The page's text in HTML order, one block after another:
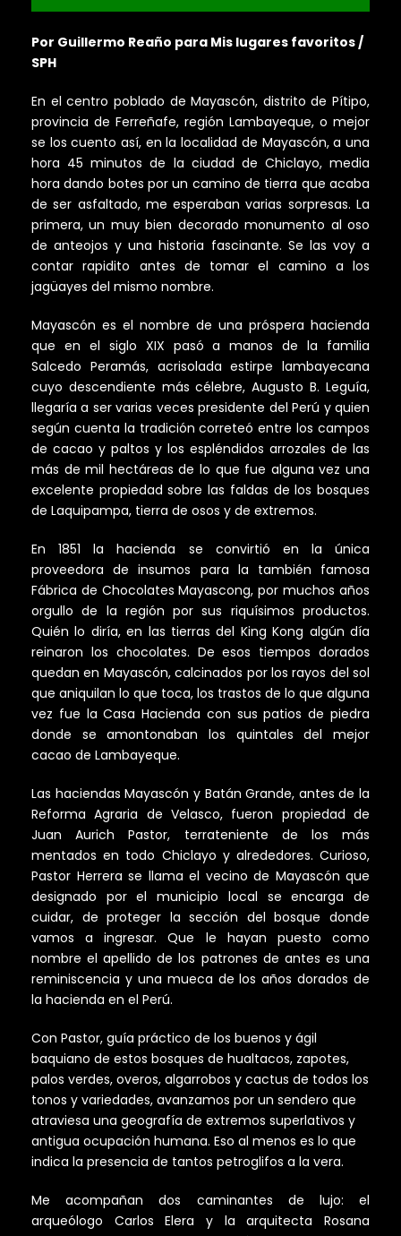
Por Guillermo Reaño para Mis lugares favoritos /
SPH
En el centro poblado de Mayascón, distrito de Pítipo,
provincia de Ferreñafe, región Lambayeque, o mejor
se los cuento así, en la localidad de Mayascón, a una
hora 45 minutos de la ciudad de Chiclayo, media
hora dando botes por un camino de tierra que acaba
de ser asfaltado, me esperaban varias sorpresas. La
primera, un muy bien decorado monumento al oso
de anteojos y una historia fascinante. Se las voy a
contar rapidito antes de tomar el camino a los
jagüayes del mismo nombre.
Mayascón es el nombre de una próspera hacienda
que en el siglo XIX pasó a manos de la familia
Salcedo Peramás, acrisolada estirpe lambayecana
cuyo descendiente más célebre, Augusto B. Leguía,
llegaría a ser varias veces presidente del Perú y quien
según cuenta la tradición correteó entre los campos
de cacao y paltos y los espléndidos arrozales de las
más de mil hectáreas de lo que fue alguna vez una
excelente propiedad sobre las faldas de los bosques
de Laquipampa, tierra de osos y de extremos.
En 1851 la hacienda se convirtió en la única
proveedora de insumos para la también famosa
Fábrica de Chocolates Mayascong, por muchos años
orgullo de la región por sus riquísimos productos.
Quién lo diría, en las tierras del King Kong algún día
reinaron los chocolates. De esos tiempos dorados
quedan en Mayascón, calcinados por los rayos del sol
que aniquilan lo que toca, los trastos de lo que alguna
vez fue la Casa Hacienda con sus patios de piedra
donde se amontonaban los quintales del mejor
cacao de Lambayeque.
Las haciendas Mayascón y Batán Grande, antes de la
Reforma Agraria de Velasco, fueron propiedad de
Juan Aurich Pastor, terrateniente de los más
mentados en todo Chiclayo y alrededores. Curioso,
Pastor Herrera se llama el vecino de Mayascón que
designado por el municipio local se encarga de
cuidar, de proteger la sección del bosque donde
vamos a ingresar. Que le hayan puesto como
nombre el apellido de los patrones de antes es una
reminiscencia y una mueca de los años dorados de
la hacienda en el Perú.
Con Pastor, guía práctico de los buenos y ágil
baquiano de estos bosques de hualtacos, zapotes,
palos verdes, overos, algarrobos y cactus de todos los
tonos y variedades, avanzamos por un sendero que
atraviesa una geografía de extremos superlativos y
antigua ocupación humana. Eso al menos es lo que
indica la presencia de tantos petroglifos a la vera.
Me acompañan dos caminantes de lujo: el
arqueólogo Carlos Elera y la arquitecta Rosana